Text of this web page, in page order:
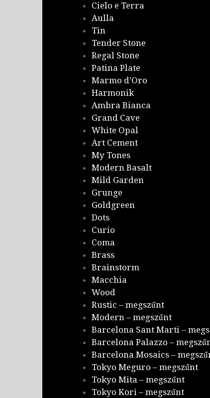
Cielo e Terra
Aulla
Tin
Tender Stone
Regal Stone
Patina Plate
Marmo d’Oro
Harmonik
Ambra Bianca
Grand Cave
White Opal
Art Cement
My Tones
Modern Basalt
Mild Garden
Grunge
Goldgreen
Dots
Curio
Coma
Brass
Brainstorm
Macchia
Wood
Rustic – megszűnt
Modern – megszűnt
Barcelona Sant Marti –
Barcelona Palazzo –
Barcelona Mosaics –
Tokyo Meguro – megszűnt
Tokyo Mita – megszűnt
Tokyo Kori – megszűnt